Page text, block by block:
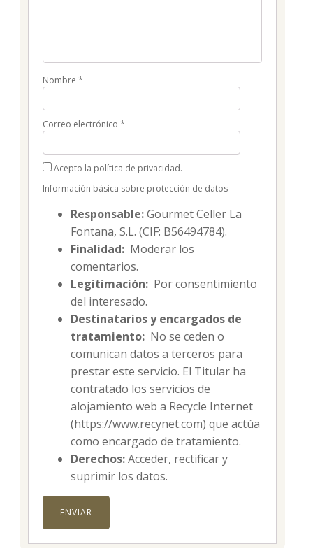
Nombre *
Correo electrónico *
Acepto la política de privacidad.
Información básica sobre protección de datos
Responsable:Gourmet Celler La
Fontana, S.L. (CIF: B56494784).
Finalidad: Moderar los
comentarios.
Legitimación: Por consentimiento
del interesado.
Destinatarios y encargados de
tratamiento: No se ceden o
comunican datos a terceros para
prestar este servicio. El Titular ha
contratado los servicios de
alojamiento web a Recycle Internet
(https://www.recynet.com) que actúa
como encargado de tratamiento.
Derechos:Acceder, rectificar y
suprimir los datos.